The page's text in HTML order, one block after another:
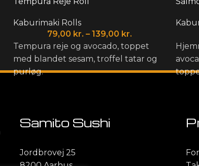
Kaburimaki Rolls
79,00 kr. – 139,00 kr.
Tempura reje og avocado, toppet
med blandet sesam, troffel tatar og
purløg.
Samito Sushi
Jordbrovej 25